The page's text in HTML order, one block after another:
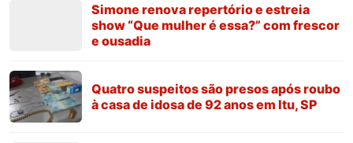
Simone renova repertório e estreia
show “Que mulher é essa?” com frescor
e ousadia
Quatro suspeitos são presos após roubo
à casa de idosa de 92 anos em Itu, SP